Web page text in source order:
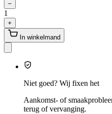
−
1
+
In winkelmand
Niet goed? Wij fixen het
Aankomst- of
terug of vervanging.